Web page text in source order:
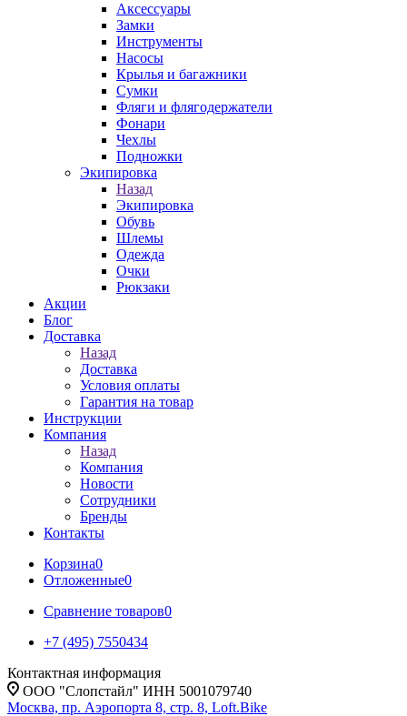
Аксессуары
Замки
Инструменты
Насосы
Крылья и багажники
Сумки
Фляги и флягодержатели
Фонари
Чехлы
Подножки
Экипировка
Назад
Экипировка
Обувь
Шлемы
Одежда
Очки
Рюкзаки
Акции
Блог
Доставка
Назад
Доставка
Условия оплаты
Гарантия на товар
Инструкции
Компания
Назад
Компания
Новости
Сотрудники
Бренды
Контакты
Корзина0
Отложенные0
Сравнение товаров0
+7 (495) 7550434
Контактная информация
ООО "Слопстайл" ИНН 5001079740
Москва, пр. Аэропорта 8, стр. 8, Loft.Bike